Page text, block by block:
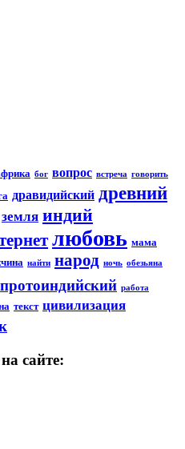
бог вопрос встреча говорить
дравидийский древний
земля индий
любовь мама
найти народ ночь обезьяна
протоиндийский работа
текст цивилизация
сайте: